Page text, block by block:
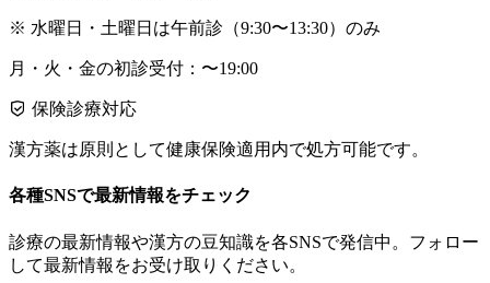
※ 水曜日・土曜日は午前診（9:30〜13:30）のみ
月・火・金の初診受付：〜19:00
保険診療対応
漢方薬は原則として健康保険適用内で処方可能です。
各種SNSで最新情報をチェック
診療の最新情報や漢方の豆知識を各SNSで発信中。フォロー
して最新情報をお受け取りください。